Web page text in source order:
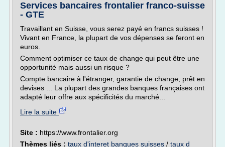
Services bancaires frontalier franco-suisse
- GTE
Travaillant en Suisse, vous serez payé en francs suisses !
Vivant en France, la plupart de vos dépenses se feront en
euros.
Comment optimiser ce taux de change qui peut être une
opportunité mais aussi un risque ?
Compte bancaire à l'étranger, garantie de change, prêt en
devises ... La plupart des grandes banques françaises ont
adapté leur offre aux spécificités du marché...
Lire la suite
Site : https://www.frontalier.org
Thèmes liés : taux d'interet banques suisses / taux d